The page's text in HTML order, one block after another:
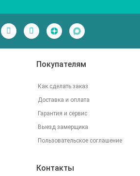
Покупателям
Как сделать заказ
Доставка и оплата
Гарантия и сервис
Выезд замерщика
Пользовательское соглашение
Контакты